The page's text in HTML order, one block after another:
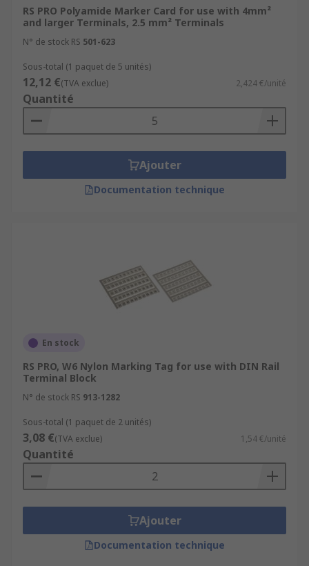
terminals. They're typically made of a copper
tube with a moulded isolating collar at the end.
tube for better contact between the wire strands
and the contact point.
Types of terminal block accessories
There are numerous terminal block accessories
End brackets
Marker labels
RS PRO Polyamide Marker Card for use with 4mm²
and larger Terminals, 2.5 mm² Terminals
N° de stock RS 501-623
Sous-total (1 paquet de 5 unités)
12,12 €(TVA exclue) 2,424 €/unité
Quantité
Ajouter
Documentation technique
En stock
RS PRO, W6 Nylon Marking Tag for use with DIN Rail
Terminal Block
N° de stock RS 913-1282
Sous-total (1 paquet de 2 unités)
3,08 €(TVA exclue) 1,54 €/unité
Quantité
Ajouter
Documentation technique